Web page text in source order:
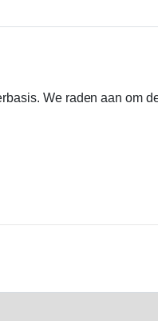
We raden aan om